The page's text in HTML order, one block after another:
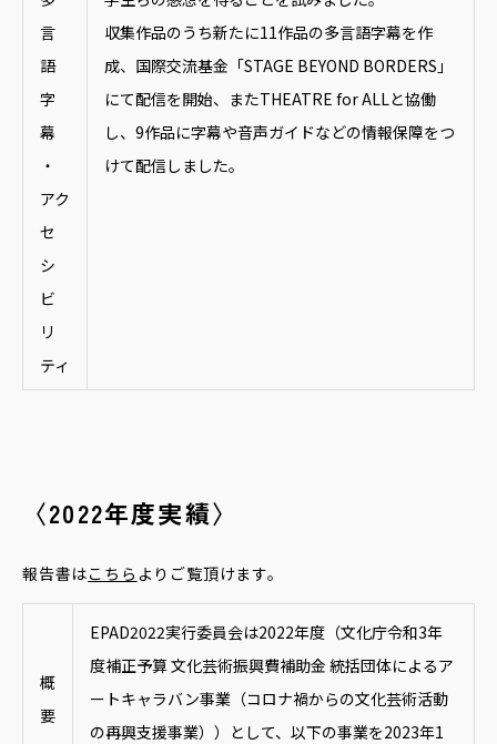
言
語
字
幕
・
アク
セ
シ
ビ
リ
ティ
収集作品のうち新たに11作品の多言語字幕を作
成、国際交流基金「STAGE BEYOND BORDERS」
にて配信を開始、またTHEATRE for ALLと協働
し、9作品に字幕や音声ガイドなどの情報保障をつ
けて配信しました。
〈2022年度実績〉
報告書はこちら よりご覧頂けます。
概
要
EPAD2022実行委員会は2022年度（文化庁令和3年
度補正予算 文化芸術振興費補助金 統括団体によるア
ートキャラバン事業（コロナ禍からの文化芸術活動
の再興支援事業））として、以下の事業を2023年1